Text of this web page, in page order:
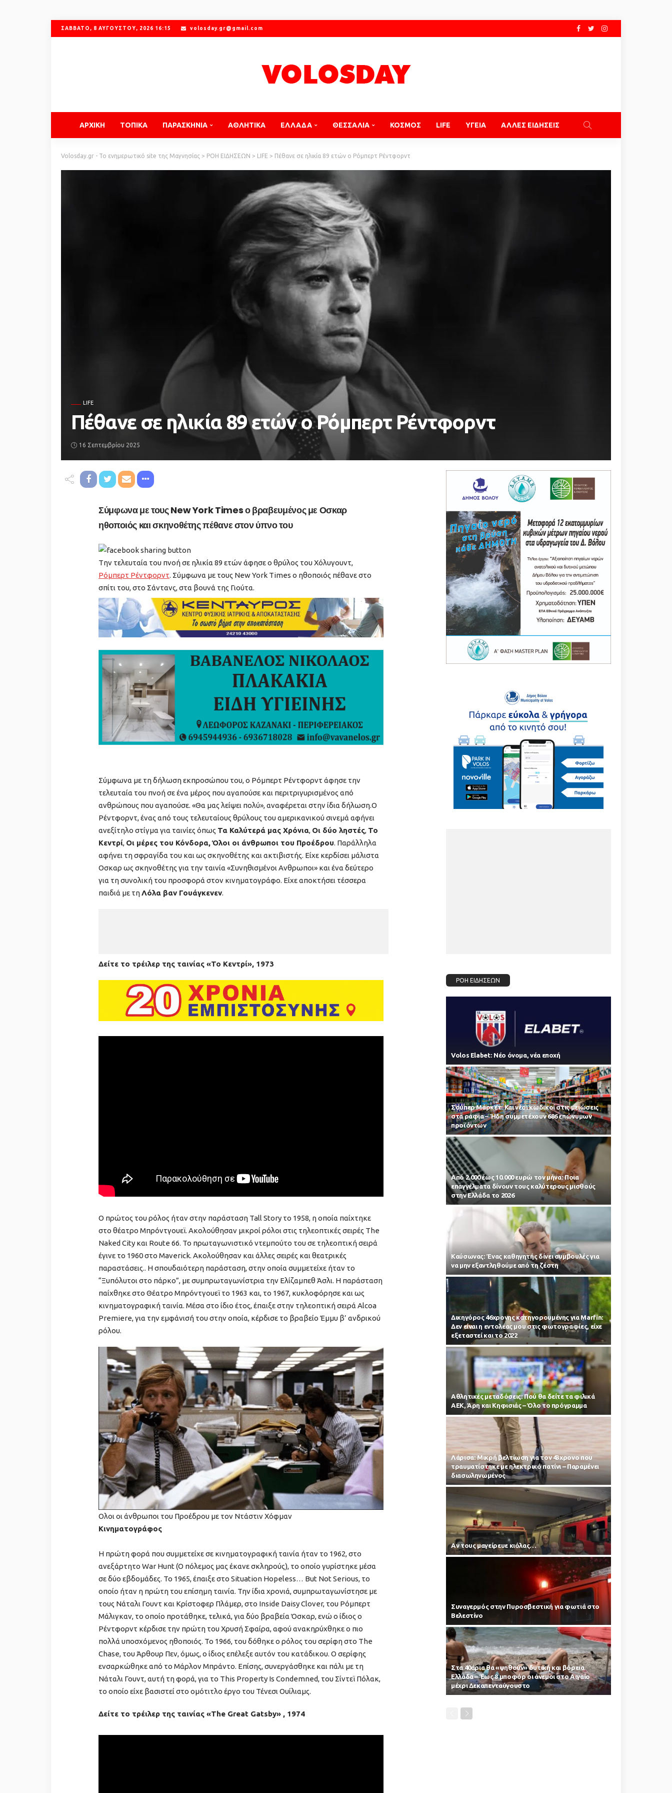
ΣΆΒΒΑΤΟ, 8 ΑΥΓΟΎΣΤΟΥ, 2026 16:15 volosday.gr@gmail.com
ΑΡΧΙΚΗ ΤΟΠΙΚΑ ΠΑΡΑΣΚΗΝΙΑ ΑΘΛΗΤΙΚΑ ΕΛΛΑΔΑ ΘΕΣΣΑΛΙΑ ΚΟΣΜΟΣ LIFE ΥΓΕΙΑ ΑΛΛΕΣ ΕΙΔΗΣΕΙΣ
Volosday.gr - Το ενημερωτικό site της Μαγνησίας > ΡΟΗ ΕΙΔΗΣΕΩΝ > LIFE > Πέθανε σε ηλικία 89 ετών ο Ρόμπερτ Ρέντφορντ
LIFE
Πέθανε σε ηλικία 89 ετών ο Ρόμπερτ Ρέντφορντ
16 Σεπτεμβρίου 2025
Σύμφωνα με τους New York Times ο βραβευμένος με Οσκαρ
ηθοποιός και σκηνοθέτης πέθανε στον ύπνο του
Tην τελευταία του πνοή σε ηλικία 89 ετών άφησε ο θρύλος του Χόλυγουντ,
Ρόμπερτ Ρέντφορντ. Σύμφωνα με τους New York Times ο ηθοποιός πέθανε στο
σπίτι του, στο Σάντανς, στα βουνά της Γιούτα.
Σύμφωνα με τη δήλωση εκπροσώπου του, ο Ρόμπερτ Ρέντφορντ άφησε την
τελευταία του πνοή σε ένα μέρος που αγαπούσε και περιτριγυρισμένος από
ανθρώπους που αγαπούσε. «Θα μας λείψει πολύ», αναφέρεται στην ίδια δήλωση.Ο
Ρέντφορντ, ένας από τους τελευταίους θρύλους του αμερικανικού σινεμά αφήνει
ανεξίτηλο στίγμα για ταινίες όπως Τα Καλύτερά μας Χρόνια, Οι δύο ληστές, Το
Κεντρί, Οι μέρες του Κόνδορα,Όλοι οι άνθρωποι του Προέδρου. Παράλληλα
αφήνει τη σφραγίδα του και ως σκηνοθέτης και ακτιβιστής. Είχε κερδίσει μάλιστα
Οσκαρ ως σκηνοθέτης για την ταινία «Συνηθισμένοι Ανθρωποι» και ένα δεύτερο
για τη συνολική του προσφορά στον κινηματογράφο. Είχε αποκτήσει τέσσερα
παιδιά με τηΛόλα βαν Γουάγκενεν.
Δείτε το τρέιλερ της ταινίας «Το Κεντρί», 1973
Ο πρώτος του ρόλος ήταν στην παράσταση Tall Story το 1958, η οποία παίχτηκε
στο θέατρο Μπρόντγουεϊ. Ακολούθησαν μικροί ρόλοι στις τηλεοπτικές σειρές The
Naked City και Route 66. Το πρωταγωνιστικό ντεμπούτο του σε τηλεοπτική σειρά
έγινε το 1960 στο Maverick. Ακολούθησαν και άλλες σειρές και θεατρικές
παραστάσεις.. Η σπουδαιότερη παράσταση, στην οποία συμμετείχε ήταν το
“Ξυπόλυτοι στο πάρκο”, με συμπρωταγωνίστρια την Ελίζαμπεθ Άσλι. Η παράσταση
παίχθηκε στο Θέατρο Μπρόντγουεϊ το 1963 και, το 1967, κυκλοφόρησε και ως
κινηματογραφική ταινία. Μέσα στο ίδιο έτος, έπαιξε στην τηλεοπτική σειρά Alcoa
Premiere, για την εμφάνισή του στην οποία, κέρδισε το βραβείο Έμμυ β’ ανδρικού
ρόλου.
Ολοι οι άνθρωποι του Προέδρου με τον Ντάστιν Χόφμαν
Κινηματογράφος
Η πρώτη φορά που συμμετείχε σε κινηματογραφική ταινία ήταν το 1962, στο
ανεξάρτητο War Hunt (Ο πόλεμος μας έκανε σκληρούς), το οποίο γυρίστηκε μέσα
σε δύο εβδομάδες. Το 1965, έπαιξε στο Situation Hopeless… But Not Serious, το
οποίο ήταν η πρώτη του επίσημη ταινία. Την ίδια χρονιά, συμπρωταγωνίστησε με
τους Νάταλι Γουντ και Κρίστοφερ Πλάμερ, στο Inside Daisy Clover, του Ρόμπερτ
Μάλιγκαν, το οποίο προτάθηκε, τελικά, για δύο βραβεία Όσκαρ, ενώ ο ίδιος ο
Ρέντφορντ κέρδισε την πρώτη του Χρυσή Σφαίρα, αφού ανακηρύχθηκε ο πιο
πολλά υποσχόμενος ηθοποιός. Το 1966, του δόθηκε ο ρόλος του σερίφη στο The
Chase, του Άρθουρ Πεν, όμως, ο ίδιος επέλεξε αυτόν του κατάδικου. Ο σερίφης
ενσαρκώθηκε από το Μάρλον Μπράντο. Επίσης, συνεργάσθηκε και πάλι με τη
Νάταλι Γουντ, αυτή τη φορά, για το This Property Is Condemned, του Σίντεϊ Πόλακ,
το οποίο είχε βασιστεί στο ομότιτλο έργο του Τένεσι Ουίλιαμς.
Δείτε το τρέιλερ της ταινίας «The Great Gatsby» , 1974
ΡΟΗ ΕΙΔΗΣΕΩΝ
Volos Elabet: Νέο όνομα, νέα εποχή
Σούπερ Μάρκετ: Και νέοι κωδικοί στις μειώσεις
στα ράφια – Ήδη συμμετέχουν 686 επώνυμων
προϊόντων
Από 2.000 έως 10.000 ευρώ τον μήνα: Ποια
επαγγέλματα δίνουν τους καλύτερους μισθούς
στην Ελλάδα το 2026
Kαύσωνας: Ένας καθηγητής δίνει συμβουλές για
να μην εξαντληθούμε από τη ζέστη
Δικηγόρος 46χρονης κατηγορουμένης για Marfin:
Δεν είναι η εντολέας μου στις φωτογραφίες, είχε
εξεταστεί και το 2022
Αθλητικές μεταδόσεις: Πού θα δείτε τα φιλικά
ΑΕΚ, Άρη και Κηφισιάς – Όλο το πρόγραμμα
Λάρισα: Μικρή βελτίωση για τον 43χρονο που
τραυματίστηκε με ηλεκτρικό πατίνι – Παραμένει
διασωληνωμένος
Αν τους μαγείρευε κιόλας…
Συναγερμός στην Πυροσβεστική για φωτιά στο
Βελεστίνο
Στα 40άρια θα «ψηθούν» δυτική και βόρεια
Ελλάδα – Έως 8 μποφόρ οι άνεμοι στο Αιγαίο
μέχρι Δεκαπενταύγουστο